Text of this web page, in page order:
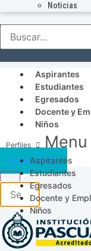
Noticias
Aspirantes
Estudiantes
Egresados
Docente y
Niños
Menu
Aspirantes
Estudiantes
Egresados
Docente y
Niños
Acceso SICAU